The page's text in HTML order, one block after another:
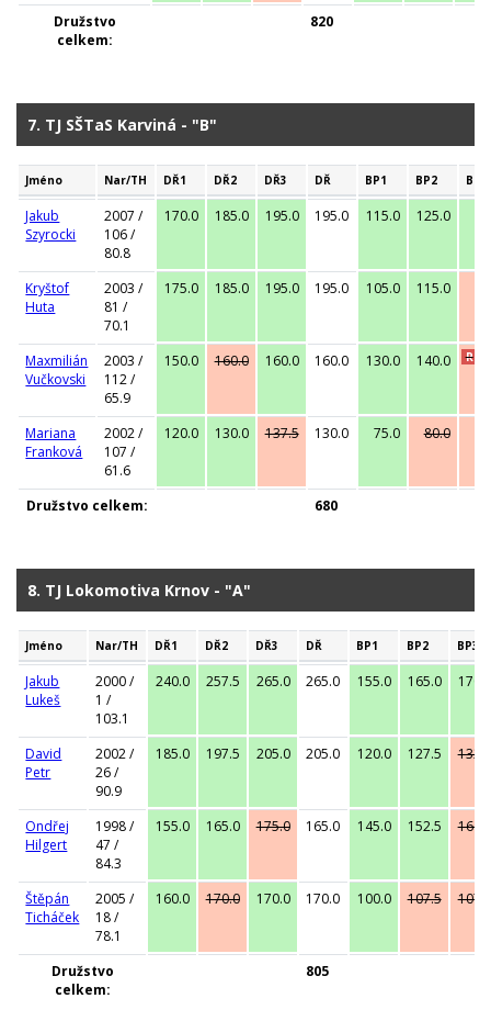
Družstvo
celkem:
820
7. TJ SŠTaS Karviná - "B"
Jméno Nar/TH DŘ1 DŘ2 DŘ3 DŘ BP1 BP2 BP3
Jakub
Szyrocki
2007 /
106 /
80.8
170.0 185.0 195.0 195.0 115.0 125.0
Kryštof
Huta
2003 /
81 /
70.1
175.0 185.0 195.0 195.0 105.0 115.0
Maxmilián
Vučkovski
2003 /
112 /
65.9
150.0 160.0 160.0 160.0 130.0 140.0 R
Mariana
Franková
2002 /
107 /
61.6
120.0 130.0 137.5 130.0 75.0 80.0
Družstvo celkem: 680
8. TJ Lokomotiva Krnov - "A"
Jméno Nar/TH DŘ1 DŘ2 DŘ3 DŘ BP1 BP2 BP3
Jakub
Lukeš
2000 /
1 /
103.1
240.0 257.5 265.0 265.0 155.0 165.0 170.0
David
Petr
2002 /
26 /
90.9
185.0 197.5 205.0 205.0 120.0 127.5 132.5
Ondřej
Hilgert
1998 /
47 /
84.3
155.0 165.0 175.0 165.0 145.0 152.5 160.0
Štěpán
Ticháček
2005 /
18 /
78.1
160.0 170.0 170.0 170.0 100.0 107.5 107.5
Družstvo
celkem:
805